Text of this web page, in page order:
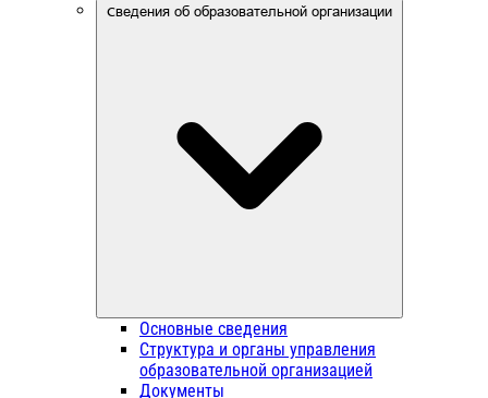
Сведения об образовательной организации
Основные сведения
Структура и органы управления
образовательной организацией
Документы